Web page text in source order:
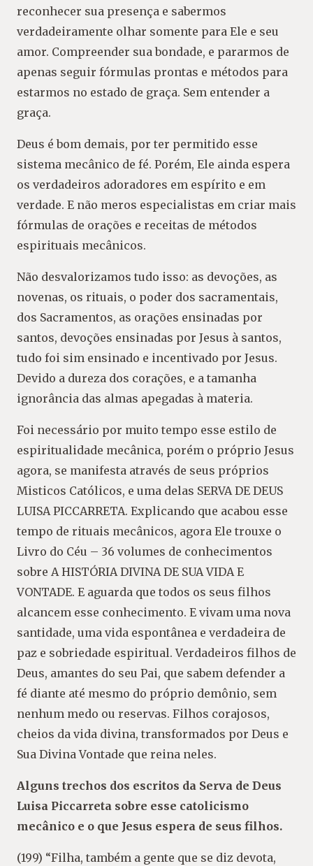
reconhecer sua presença e sabermos
verdadeiramente olhar somente para Ele e seu
amor. Compreender sua bondade, e pararmos de
apenas seguir fórmulas prontas e métodos para
estarmos no estado de graça. Sem entender a
graça.
Deus é bom demais, por ter permitido esse
sistema mecânico de fé. Porém, Ele ainda espera
os verdadeiros adoradores em espírito e em
verdade. E não meros especialistas em criar mais
fórmulas de orações e receitas de métodos
espirituais mecânicos.
Não desvalorizamos tudo isso: as devoções, as
novenas, os rituais, o poder dos sacramentais,
dos Sacramentos, as orações ensinadas por
santos, devoções ensinadas por Jesus à santos,
tudo foi sim ensinado e incentivado por Jesus.
Devido a dureza dos corações, e a tamanha
ignorância das almas apegadas à materia.
Foi necessário por muito tempo esse estilo de
espiritualidade mecânica, porém o próprio Jesus
agora, se manifesta através de seus próprios
Misticos Católicos, e uma delas SERVA DE DEUS
LUISA PICCARRETA. Explicando que acabou esse
tempo de rituais mecânicos, agora Ele trouxe o
Livro do Céu – 36 volumes de conhecimentos
sobre A HISTÓRIA DIVINA DE SUA VIDA E
VONTADE. E aguarda que todos os seus filhos
alcancem esse conhecimento. E vivam uma nova
santidade, uma vida espontânea e verdadeira de
paz e sobriedade espiritual. Verdadeiros filhos de
Deus, amantes do seu Pai, que sabem defender a
fé diante até mesmo do próprio demônio, sem
nenhum medo ou reservas. Filhos corajosos,
cheios da vida divina, transformados por Deus e
Sua Divina Vontade que reina neles.
Alguns trechos dos escritos da Serva de Deus
Luisa Piccarreta sobre esse catolicismo
mecânico e o que Jesus espera de seus filhos.
(199) “Filha, também a gente que se diz devota,